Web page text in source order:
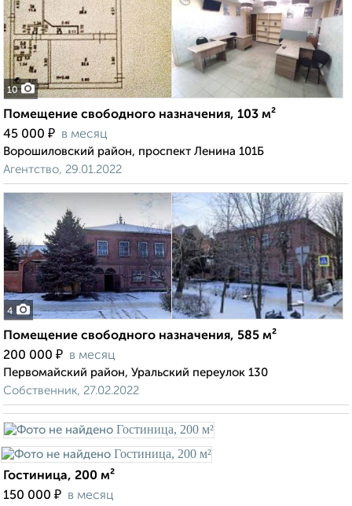
10
Помещение свободного назначения, 103 м²
45 000 ₽ в месяц
Ворошиловский район, проспект Ленина 101Б
Агентство, 29.01.2022
4
Помещение свободного назначения, 585 м²
200 000 ₽ в месяц
Первомайский район, Уральский переулок 130
Собственник, 27.02.2022
Гостиница, 200 м²
150 000 ₽ в месяц